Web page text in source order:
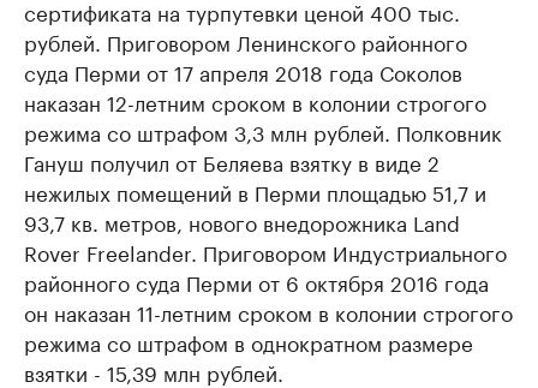
сертификата на турпутевки ценой 400 тыс.
рублей. Приговором Ленинского районного
суда Перми от 17 апреля 2018 года Соколов
наказан 12-летним сроком в колонии строгого
режима со штрафом 3,3 млн рублей. Полковник
Гануш получил от Беляева взятку в виде 2
нежилых помещений в Перми площадью 51,7 и
93,7 кв. метров, нового внедорожника Land
Rover Freelander. Приговором Индустриального
районного суда Перми от 6 октября 2016 года
он наказан 11-летним сроком в колонии строгого
режима со штрафом в однократном размере
взятки - 15,39 млн рублей.